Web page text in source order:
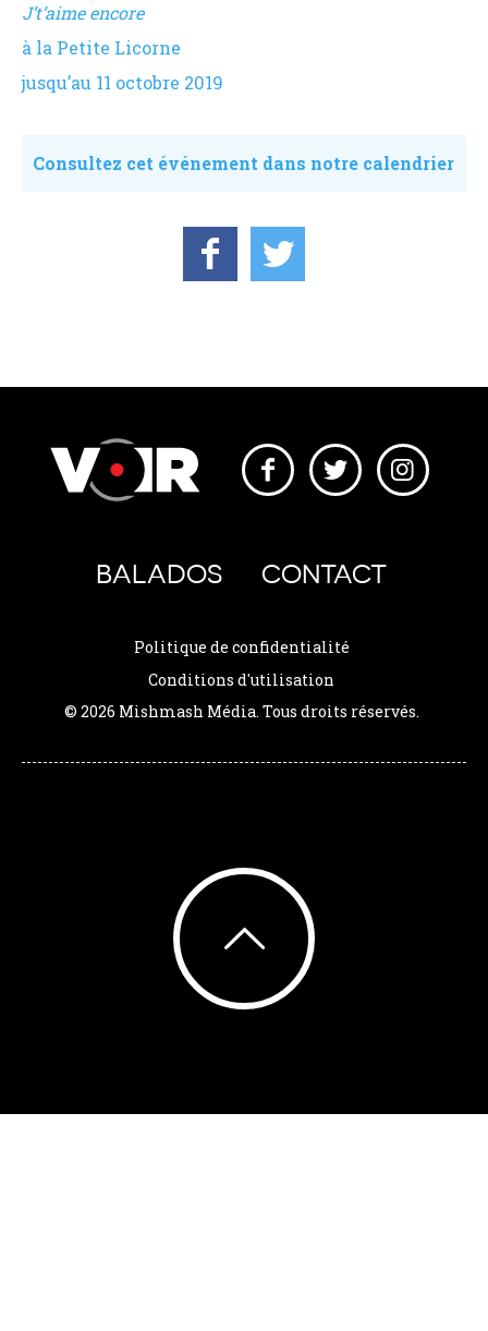
J’t’aime encore
à la Petite Licorne
jusqu’au 11 octobre 2019
Consultez cet événement dans notre calendrier
BALADOS CONTACT
Politique de confidentialité
Conditions d'utilisation
© 2026 Mishmash Média. Tous droits réservés.